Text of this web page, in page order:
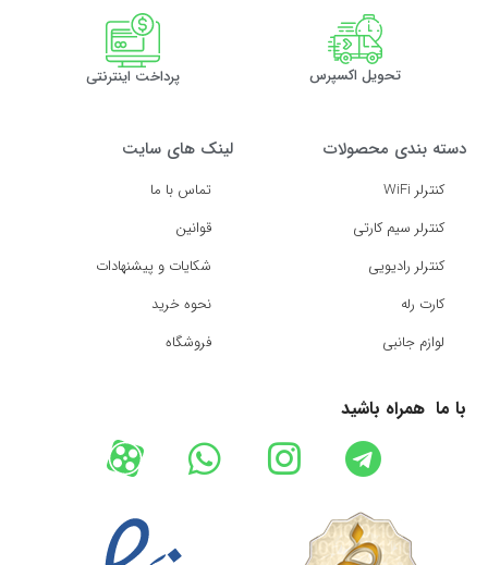
تحویل اکسپرس پرداخت اینترنتی
دسته بندی محصولات
کنترلر WiFi
کنترلر سیم کارتی
کنترلر رادیویی
کارت رله
لوازم جانبی
لینک های سایت
تماس با ما
قوانین
شکایات و پیشنهادات
نحوه خرید
فروشگاه
با ما همراه باشید